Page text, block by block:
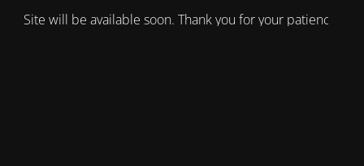
Site will be available soon. Thank you for your patience!